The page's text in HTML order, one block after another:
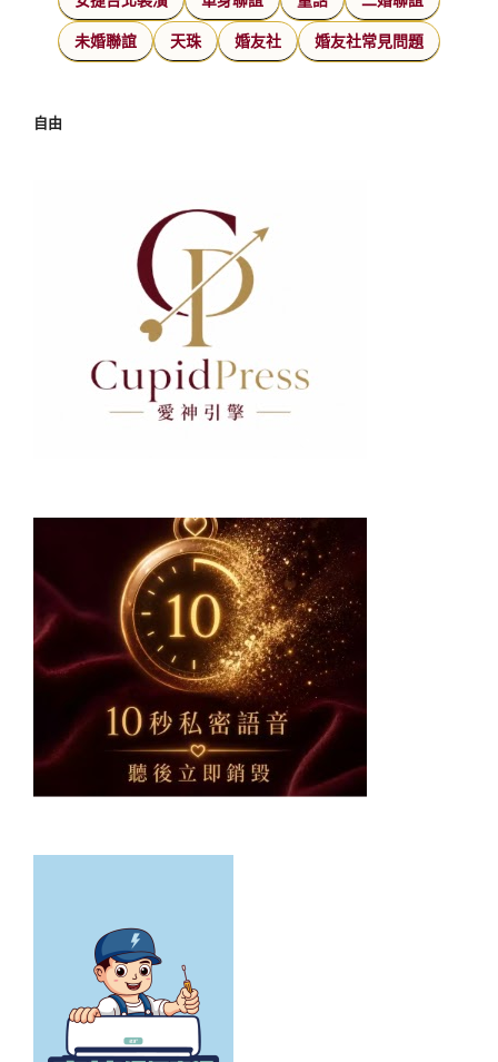
未婚聯誼 天珠 婚友社 婚友社常見問題
自由